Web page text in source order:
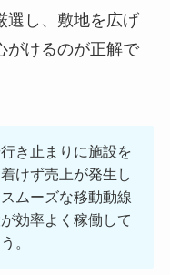
選し、敷地を広げ
がけるのが正解で
き止まりに施設を
けず売上が発生し
ムーズな移動動線
効率よく稼働して
。